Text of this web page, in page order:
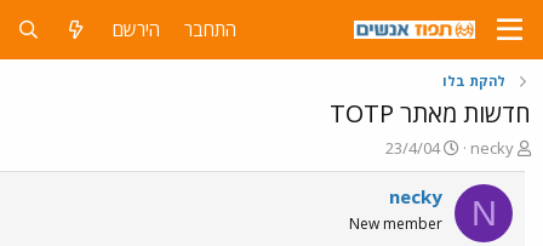
התחבר הירשם
להקת בלו
חדשות מאתר TOTP
פ
ו
ת
ח
ה
necky
פ
ו
ר
ס
ם
23/4/04
N
necky
New member